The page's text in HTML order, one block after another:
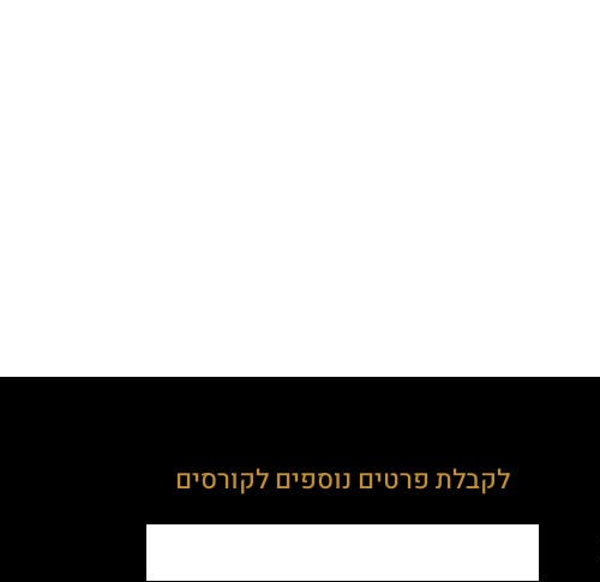
לקבלת פרטים נוספים לקורסים